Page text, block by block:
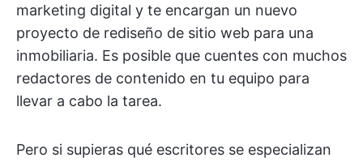
marketing digital y te encargan un nuevo
proyecto de rediseño de sitio web para una
inmobiliaria. Es posible que cuentes con muchos
redactores de contenido en tu equipo para
llevar a cabo la tarea.
Pero si supieras qué escritores se especializan